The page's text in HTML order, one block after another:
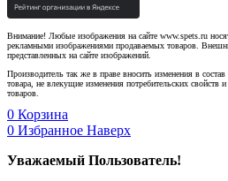
Внимание! Любые изображения на сайте www.spets.ru
рекламными изображениями продаваемых товаров.
представленных на сайте изображений.
Производитель так же в праве вносить изменения в
товара, не влекущие изменения потребительских свойств и
товаров.
0 Корзина
0 Избранное Наверх
Уважаемый Пользователь!